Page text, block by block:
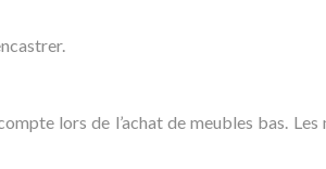
lors de l’achat de meubles bas.